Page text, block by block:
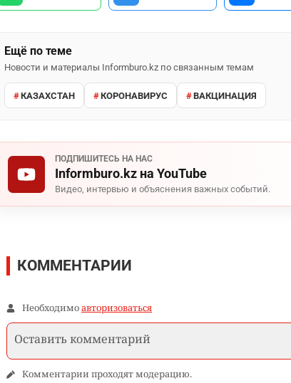
Ещё по теме
Новости и материалы Informburo.kz по связанным темам
КАЗАХСТАН КОРОНАВИРУС ВАКЦИНАЦИЯ
ПОДПИШИТЕСЬ НА НАС
Informburo.kz на YouTube
Видео, интервью и объяснения важных событий.
КОММЕНТАРИИ
Необходимоавторизоваться
Комментарии проходят модерацию.